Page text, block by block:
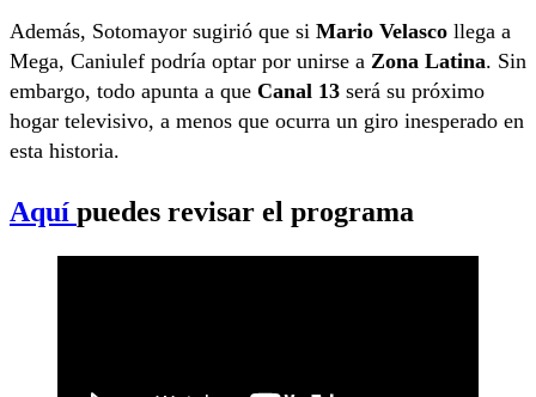
Además, Sotomayor sugirió que si Mario Velasco llega a
Mega, Caniulef podría optar por unirse a Zona Latina. Sin
embargo, todo apunta a que Canal 13 será su próximo
hogar televisivo, a menos que ocurra un giro inesperado en
esta historia.
Aquí puedes revisar el programa